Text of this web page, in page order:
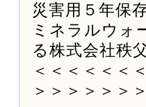
災害用５年保
ミネラルウォ
る株式会社秩
＜＜＜＜＜＜
＞＞＞＞＞＞